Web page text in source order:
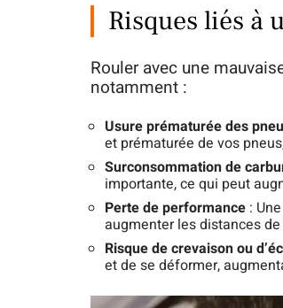
Risques liés à
Rouler avec une
notamment :
Usure prématurée des
et prématurée de vos
Surconsommation de
importante, ce qui peut
Perte de performance :
augmenter les distances
Risque de crevaison ou
et de se déformer,